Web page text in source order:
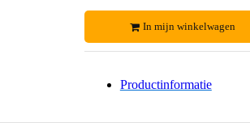
In mijn winkelwagen
Productinformatie